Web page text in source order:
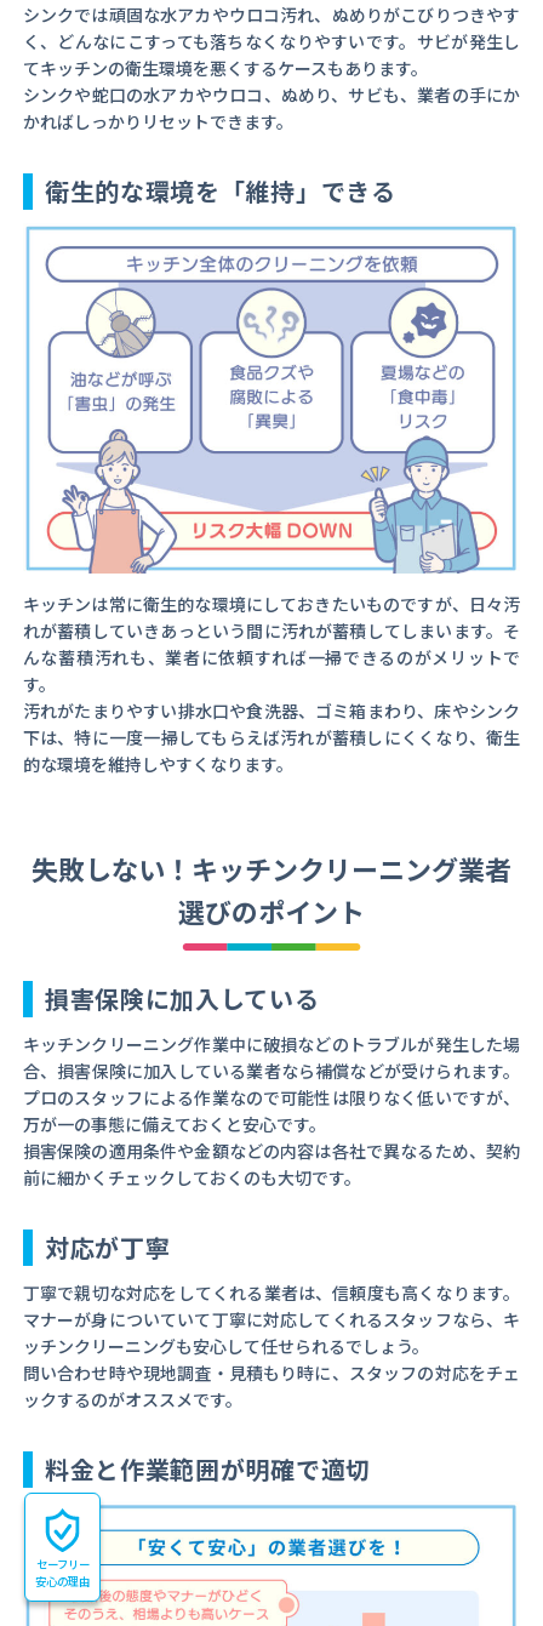
シンクでは頑固な水アカやウロコ汚れ、ぬめりがこびりつきやす
く、どんなにこすっても落ちなくなりやすいです。サビが発生し
てキッチンの衛生環境を悪くするケースもあります。
シンクや蛇口の水アカやウロコ、ぬめり、サビも、業者の手にか
かればしっかりリセットできます。
衛生的な環境を「維持」できる
キッチンは常に衛生的な環境にしておきたいものですが、日々汚
れが蓄積していきあっという間に汚れが蓄積してしまいます。そ
んな蓄積汚れも、業者に依頼すれば一掃できるのがメリットで
す。
汚れがたまりやすい排水口や食洗器、ゴミ箱まわり、床やシンク
下は、特に一度一掃してもらえば汚れが蓄積しにくくなり、衛生
的な環境を維持しやすくなります。
失敗しない！キッチンクリーニング業者
選びのポイント
損害保険に加入している
キッチンクリーニング作業中に破損などのトラブルが発生した場
合、損害保険に加入している業者なら補償などが受けられます。
プロのスタッフによる作業なので可能性は限りなく低いですが、
万が一の事態に備えておくと安心です。
損害保険の適用条件や金額などの内容は各社で異なるため、契約
前に細かくチェックしておくのも大切です。
対応が丁寧
丁寧で親切な対応をしてくれる業者は、信頼度も高くなります。
マナーが身についていて丁寧に対応してくれるスタッフなら、キ
ッチンクリーニングも安心して任せられるでしょう。
問い合わせ時や現地調査・見積もり時に、スタッフの対応をチェ
ックするのがオススメです。
料金と作業範囲が明確で適切
セーフリー
安心の理由